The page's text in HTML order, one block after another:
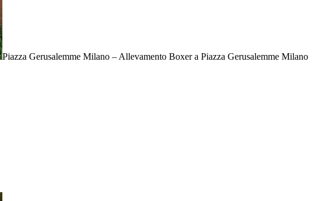
Piazza Gerusalemme Milano – Allevamento Boxer a Piazza Gerusalemme Milano